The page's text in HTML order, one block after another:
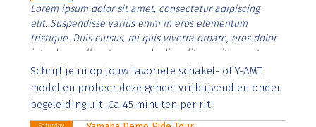
Lorem ipsum dolor sit amet, consectetur adipiscing
elit. Suspendisse varius enim in eros elementum
tristique. Duis cursus, mi quis viverra ornare, eros dolor
interdum nulla, ut commodo diam libero vitae erat.
Aenean faucibus nibh et justo cursus id rutrum lorem
imperdiet. Nunc ut sem vitae risus tristique posuere.
Schrijf je in op jouw favoriete schakel- of Y-AMT
model en probeer deze geheel vrijblijvend en onder
begeleiding uit. Ca 45 minuten per rit!
Saturday